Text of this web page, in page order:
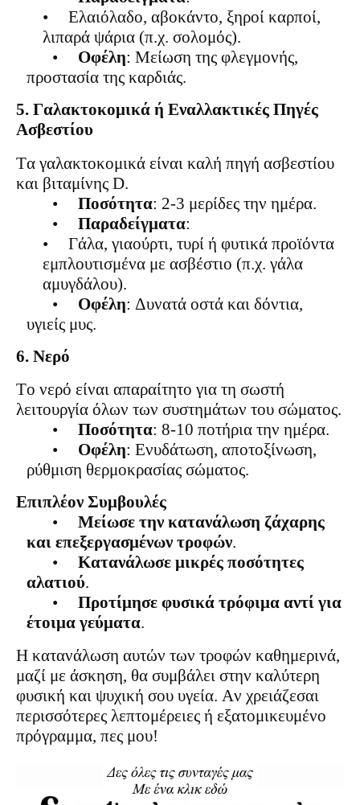
•
Ελαιόλαδο, αβοκάντο, ξηροί καρποί,
λιπαρά ψάρια (π.χ. σολομός).
•
Οφέλη: Μείωση της φλεγμονής,
προστασία της καρδιάς.
5. Γαλακτοκομικά ή Εναλλακτικές Πηγές
Ασβεστίου
Τα γαλακτοκομικά είναι καλή πηγή ασβεστίου
και βιταμίνης D.
•
Ποσότητα: 2-3 μερίδες την ημέρα.
•
Παραδείγματα:
•
Γάλα, γιαούρτι, τυρί ή φυτικά προϊόντα
εμπλουτισμένα με ασβέστιο (π.χ. γάλα
αμυγδάλου).
•
Οφέλη: Δυνατά οστά και δόντια,
υγιείς μυς.
6. Νερό
Το νερό είναι απαραίτητο για τη σωστή
λειτουργία όλων των συστημάτων του σώματος.
•
Ποσότητα: 8-10 ποτήρια την ημέρα.
•
Οφέλη: Ενυδάτωση, αποτοξίνωση,
ρύθμιση θερμοκρασίας σώματος.
Επιπλέον Συμβουλές
•
Μείωσε την κατανάλωση ζάχαρης
και επεξεργασμένων τροφών.
•
Κατανάλωσε μικρές ποσότητες
αλατιού.
•
Προτίμησε φυσικά τρόφιμα αντί για
έτοιμα γεύματα.
Η κατανάλωση αυτών των τροφών καθημερινά,
μαζί με άσκηση, θα συμβάλει στην καλύτερη
φυσική και ψυχική σου υγεία. Αν χρειάζεσαι
περισσότερες λεπτομέρειες ή εξατομικευμένο
πρόγραμμα, πες μου!